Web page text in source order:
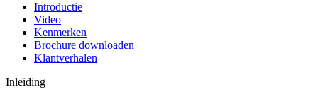
Introductie
Video
Kenmerken
Brochure downloaden
Klantverhalen
Inleiding